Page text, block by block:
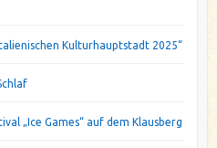
Kulturhauptstadt 2025“
„Ice Games“ auf dem Klausberg